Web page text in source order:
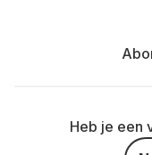
Heb je een